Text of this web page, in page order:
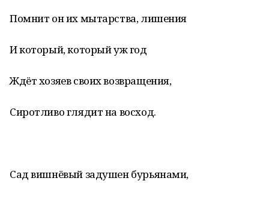
Помнит он их мытарства, лишения
И который, который уж год
Ждёт хозяев своих возвращения,
Сиротливо глядит на восход.
Сад вишнёвый задушен бурьянами,